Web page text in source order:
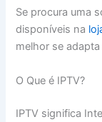
Se procura uma
disponíveis na
melhor se
O Que é IPTV?
IPTV significa